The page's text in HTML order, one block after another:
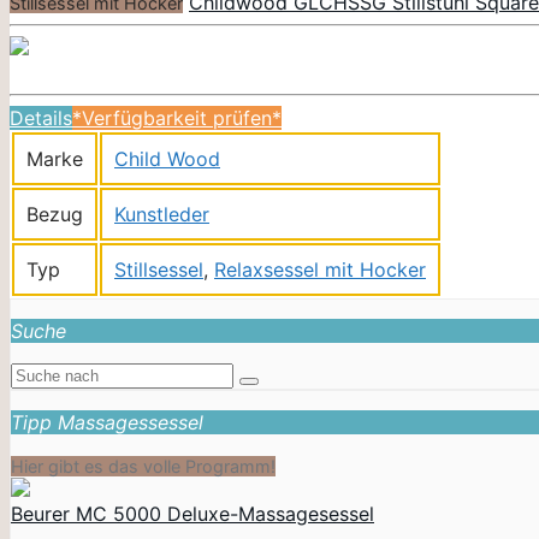
Details*Verfügbarkeit prüfen*
Marke
Child Wood
Bezug Kunstleder
Typ Stillsessel, Relaxsessel mit Hocker
Suche
Tipp Massagessessel
Hier gibt es das volle Programm!
Beurer MC 5000 Deluxe-Massagesessel